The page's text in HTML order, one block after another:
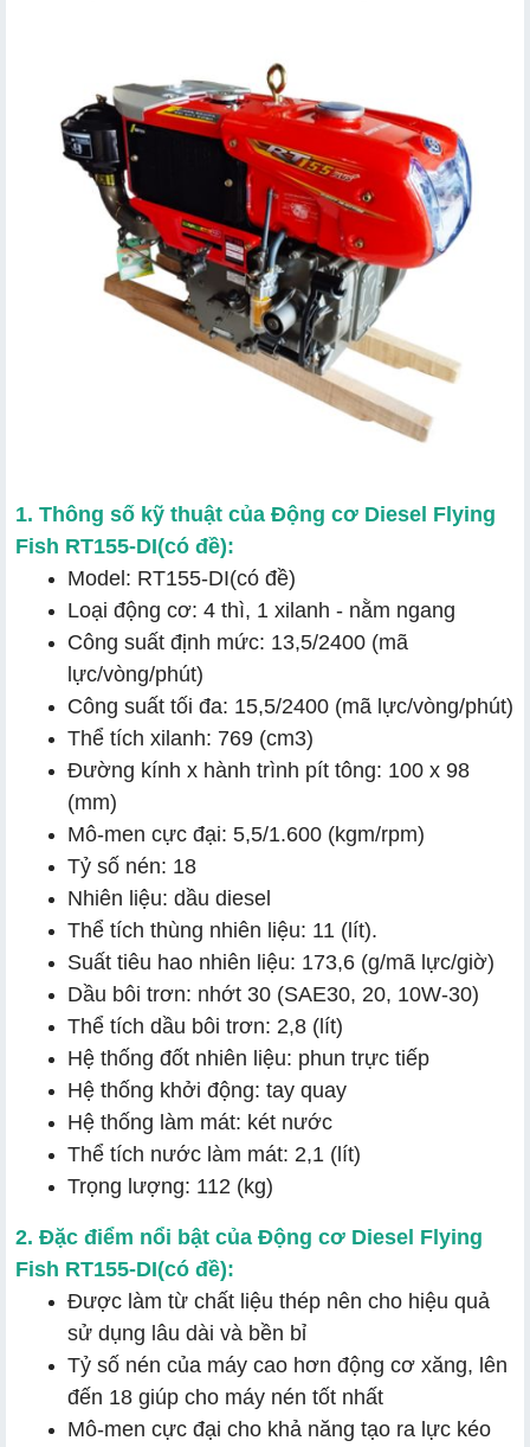
1. Thông số kỹ thuật của Động cơ Diesel Flying
Fish RT155-DI(có đề):
Model: RT155-DI(có đề)
Loại động cơ: 4 thì, 1 xilanh - nằm ngang
Công suất định mức: 13,5/2400 (mã
lực/vòng/phút)
Công suất tối đa: 15,5/2400 (mã lực/vòng/phút)
Thể tích xilanh: 769 (cm3)
Đường kính x hành trình pít tông: 100 x 98
(mm)
Mô-men cực đại: 5,5/1.600 (kgm/rpm)
Tỷ số nén: 18
Nhiên liệu: dầu diesel
Thể tích thùng nhiên liệu: 11 (lít).
Suất tiêu hao nhiên liệu: 173,6 (g/mã lực/giờ)
Dầu bôi trơn: nhớt 30 (SAE30, 20, 10W-30)
Thể tích dầu bôi trơn: 2,8 (lít)
Hệ thống đốt nhiên liệu: phun trực tiếp
Hệ thống khởi động: tay quay
Hệ thống làm mát: két nước
Thể tích nước làm mát: 2,1 (lít)
Trọng lượng: 112 (kg)
2. Đặc điểm nổi bật của Động cơ Diesel Flying
Fish RT155-DI(có đề):
Được làm từ chất liệu thép nên cho hiệu quả
sử dụng lâu dài và bền bỉ
Tỷ số nén của máy cao hơn động cơ xăng, lên
đến 18 giúp cho máy nén tốt nhất
Mô-men cực đại cho khả năng tạo ra lực kéo